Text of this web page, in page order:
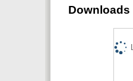
Downloads